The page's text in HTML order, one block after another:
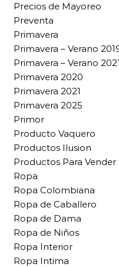
Precios de Mayoreo
Preventa
Primavera
Primavera – Verano
Primavera – Verano 2021
Primavera 2020
Primavera 2021
Primavera 2025
Primor
Producto Vaquero
Productos Ilusion
Productos Para
Ropa
Ropa Colombiana
Ropa de Caballero
Ropa de Dama
Ropa de Niños
Ropa Interior
Ropa Intima